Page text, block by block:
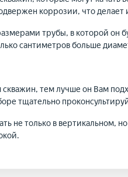
коррозии, что
трубы, в которой он
сантиметров больше
скважин, тем лучше он Вам
тщательно
не только в вертикальном,